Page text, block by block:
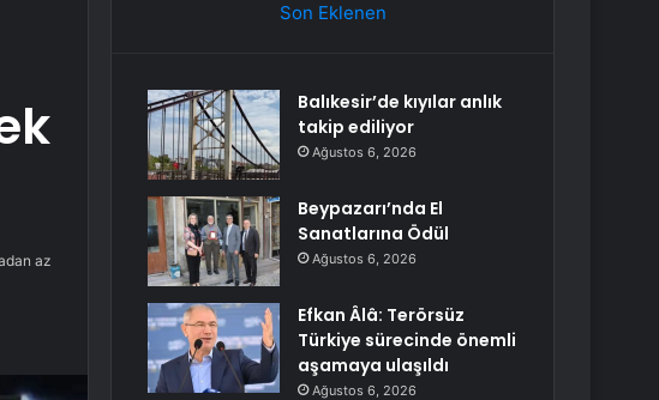
az
Son Eklenen
Balıkesir’de kıyılar anlık
takip ediliyor
Ağustos 6, 2026
Beypazarı’nda El
Sanatlarına Ödül
Ağustos 6, 2026
Efkan Âlâ: Terörsüz
Türkiye sürecinde önemli
aşamaya ulaşıldı
Ağustos 6, 2026